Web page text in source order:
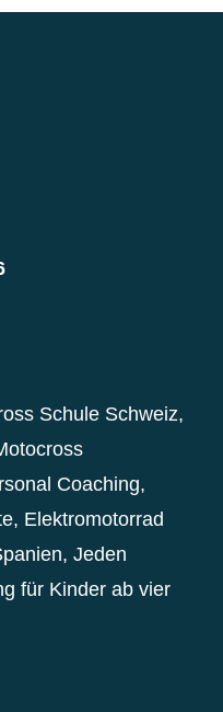
Schule Schweiz,
Coaching,
, Elektromotorrad
, Jeden
für Kinder ab vier